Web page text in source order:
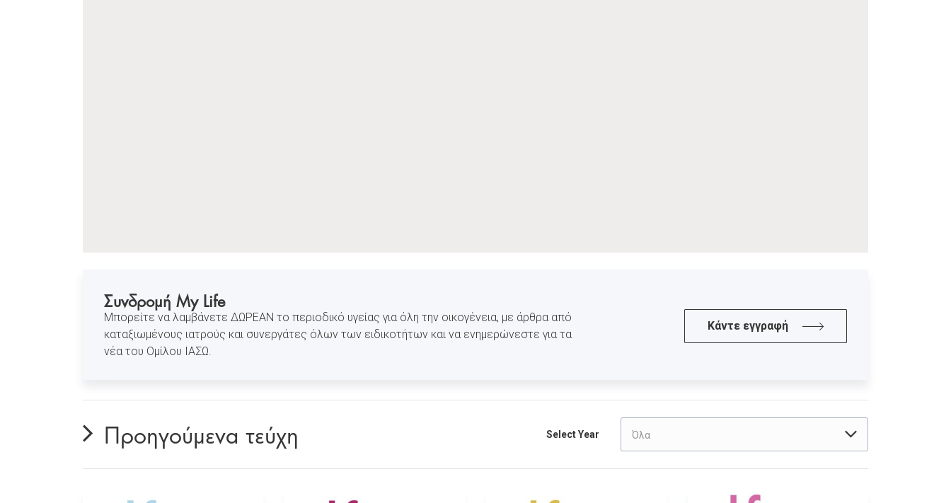
Συνδρομή My Life
Μπορείτε να λαμβάνετε ΔΩΡΕΑΝ το περιοδικό υγείας για όλη την οικογένεια, με άρθρα από
καταξιωμένους ιατρούς και συνεργάτες όλων των ειδικοτήτων και να ενημερώνεστε για τα
νέα του Ομίλου ΙΑΣΩ.
Κάντε εγγραφή
Προηγούμενα τεύχη Select Year Όλα